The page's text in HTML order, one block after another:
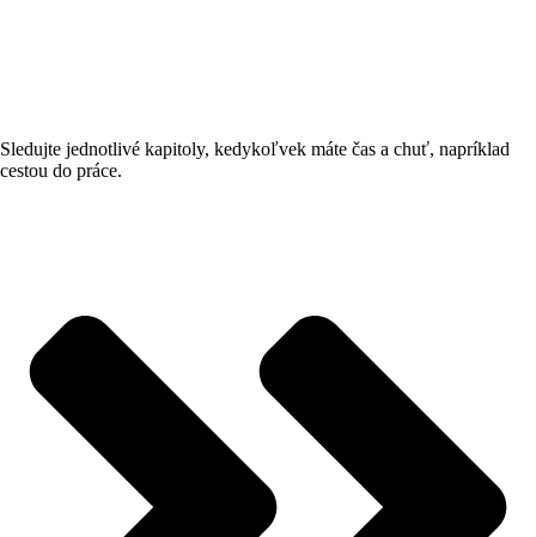
Sledujte jednotlivé kapitoly, kedykoľvek máte čas a chuť, napríklad
cestou do práce.